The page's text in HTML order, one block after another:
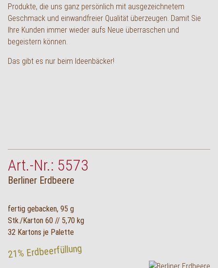
Produkte, die uns ganz persönlich mit ausgezeichnetem
Geschmack und einwandfreier Qualität überzeugen. Damit Sie
Ihre Kunden immer wieder aufs Neue überraschen und
begeistern können.
Das gibt es nur beim Ideenbäcker!
Art.-Nr.: 5573
Berliner Erdbeere
fertig gebacken, 95 g
Stk./Karton 60 // 5,70 kg
32 Kartons je Palette
21% Erdbeerfüllung